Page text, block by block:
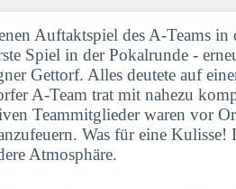
Auftaktspiel des A-Teams
Spiel in der Pokalrunde -
Gettorf. Alles deutete auf
A-Team trat mit nahezu
Teammitglieder waren vor
Was für eine
Atmosphäre.